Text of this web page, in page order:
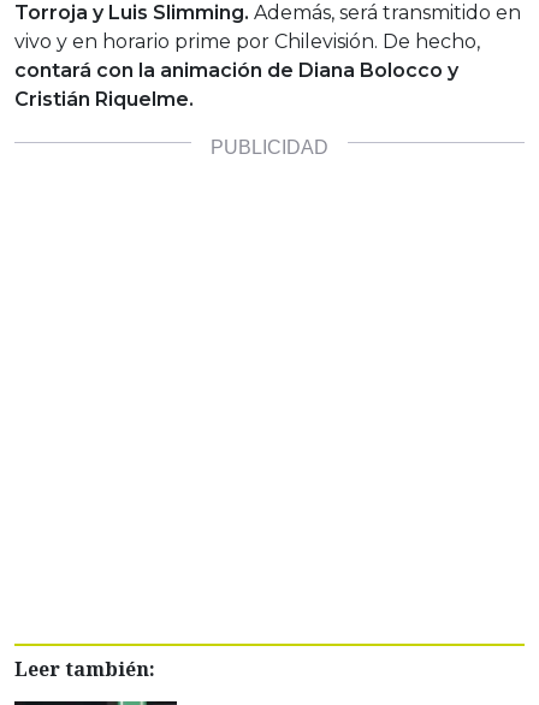
Torroja y Luis Slimming. Además, será transmitido en
vivo y en horario prime por Chilevisión. De hecho,
contará con la animación de Diana Bolocco y
Cristián Riquelme.
Leer también: